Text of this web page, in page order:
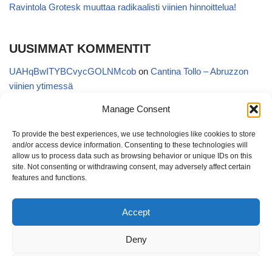
Manage Consent
To provide the best experiences, we use technologies like cookies to store
and/or access device information. Consenting to these technologies will
allow us to process data such as browsing behavior or unique IDs on this
site. Not consenting or withdrawing consent, may adversely affect certain
features and functions.
Accept
Deny
Ravintola Grotesk muuttaa radikaalisti viinien hinnoittelua!
UUSIMMAT KOMMENTIT
UAHqBwITYBCvycGOLNMcob on Cantina Tollo – Abruzzon
viinien ytimessä
EgVGGttRTxKfbqUaWNglbonCantina Tollo – Abruzzon viinien
AnonymousonKyläviini Riojasta – Ortega Ezquerro Vino de
Tudelilla Crianza 2018 (Alko 14,88 €)
CopatintoonKyläviini Riojasta – Ortega Ezquerro Vino de
Kyläviini Riojasta – Ortega Ezquerro
Vino de Tudelilla Crianza 2018 (Alko 14,88 €)